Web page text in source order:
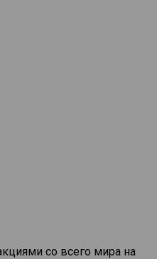
со всего мира на